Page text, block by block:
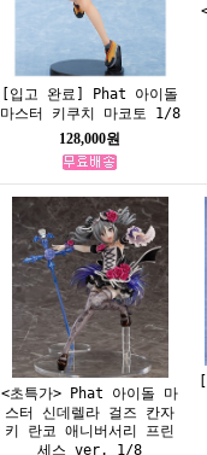
[입고 완료] Phat 아이돌
마스터 키쿠치 마코토 1/8
128,000원
<초특가> Phat 아이돌 마
스터 신데렐라 걸즈 칸자
키 란코 애니버서리 프린
세스 ver. 1/8